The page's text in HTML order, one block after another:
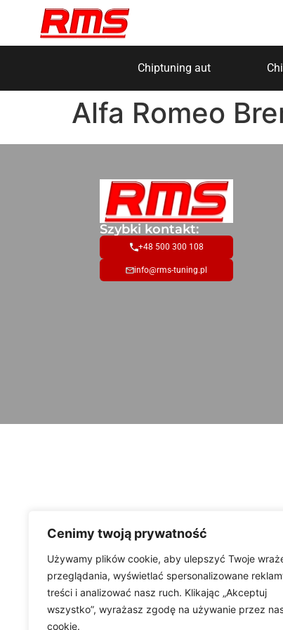
Cenimy twoją prywatność
Używamy plików cookie, aby ulepszyć Twoje
przeglądania, wyświetlać spersonalizowane
treści i analizować nasz ruch. Klikając „Akceptuj
wszystko”, wyrażasz zgodę na używanie przez
cookie.
Chiptuning aut
Alfa Romeo
Szybki kontakt:
+48 500 300 108
info@rms-tuning.pl